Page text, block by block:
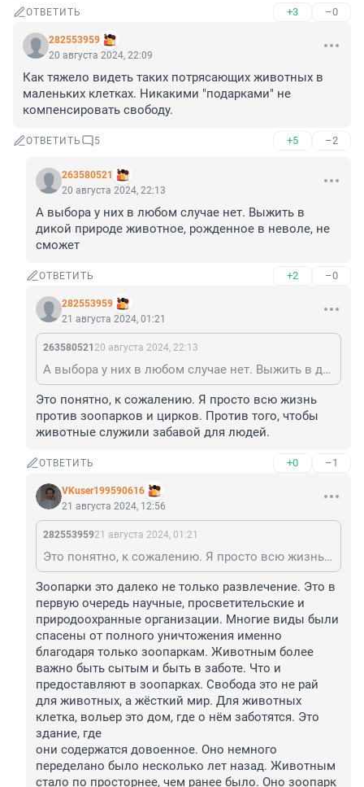
ОТВЕТИТЬ +3 –0
282553959
20 августа 2024, 22:09
Как тяжело видеть таких потрясающих животных в
маленьких клетках. Никакими "подарками" не
компенсировать свободу.
ОТВЕТИТЬ 5 +5 –2
263580521
20 августа 2024, 22:13
А выбора у них в любом случае нет. Выжить в
дикой природе животное, рожденное в неволе, не
сможет
ОТВЕТИТЬ +2 –0
282553959
21 августа 2024, 01:21
263580521 20 августа 2024, 22:13
А выбора у них в любом случае нет. Выжить в дикой природе животное, рожденное в неволе, не сможет
Это понятно, к сожалению. Я просто всю жизнь
против зоопарков и цирков. Против того, чтобы
животные служили забавой для людей.
ОТВЕТИТЬ +0 –1
VKuser199590616
21 августа 2024, 12:56
28255395921 августа 2024, 01:21
Это понятно, к сожалению. Я просто всю жизнь против зоопарков и цирков. Против того, чтобы животные служили забавой для людей.
Зоопарки это далеко не только развлечение. Это в
первую очередь научные, просветительские и
природоохранные организации. Многие виды были
спасены от полного уничтожения именно
благодаря только зоопаркам. Животным более
важно быть сытым и быть в заботе. Что и
предоставляют в зоопарках. Свобода это не рай
для животных, а жёсткий мир. Для животных
клетка, вольер это дом, где о нём заботятся. Это
здание, где
они содержатся довоенное. Оно немного
переделано было несколько лет назад. Животным
стало по просторнее, чем ранее было. Оно зоопарк